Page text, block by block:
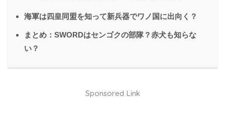
海軍は四皇同盟を知って新兵器でワノ国に出向く？
まとめ：SWORDはセンゴクの部隊？赤犬も知らな
い？
Sponsored Link